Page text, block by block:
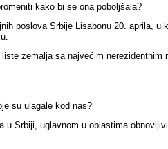
kako bi se ona poboljšala?
poslova Srbije Lisabonu 20. aprila, u
zemalja sa najvećim
su ulagale kod nas?
Srbiji, uglavnom u oblastima